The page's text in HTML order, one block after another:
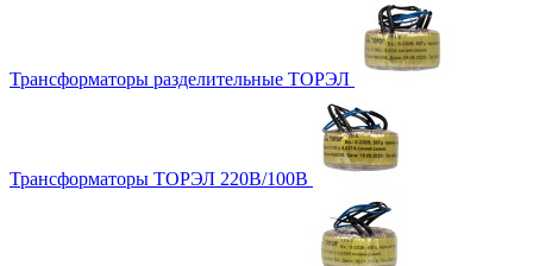
Трансформаторы разделительные ТОРЭЛ
Трансформаторы ТОРЭЛ 220В/100В